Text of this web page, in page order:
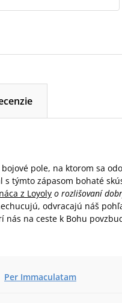
bojové pole, na ktorom sa
s týmto zápasom bohaté
z Loyoly o rozlišovaní
odvracajú náš
nás na ceste k Bohu
Per Immaculatam